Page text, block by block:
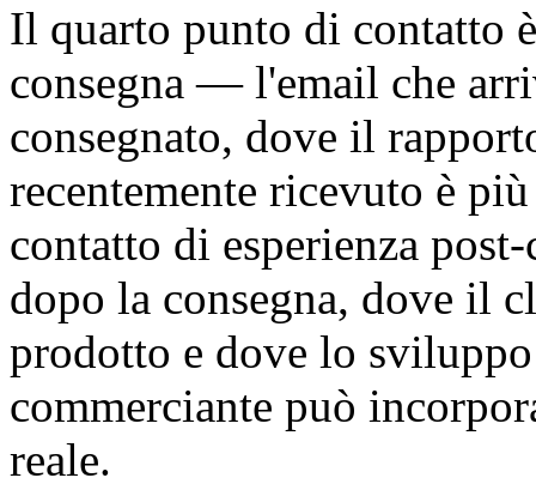
Il quarto punto di contatto
consegna — l'email che
consegnato, dove il
recentemente ricevuto è
contatto di esperienza
dopo la consegna, dove il
prodotto e dove lo
commerciante può
reale.